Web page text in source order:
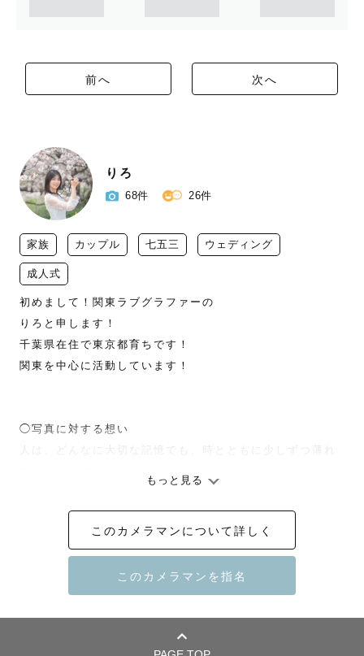
前へ 次へ
りろ
68件 26件
家族 カップル 七五三 ウェディング
成人式
初めまして！関東ラブグラファーの
りろと申します！
千葉県在住で東京都育ちです！
関東を中心に活動しています！
◯写真に対する想い
人は、どんなに大切な記憶でも、時とともに少しずつ薄れ
でも、ふと写真を見返した瞬間に一ー
あの日の笑顔や空気、胸のあたたかさが鮮やかによみがえ
ることがあります。
私は、その"よみがえる幸せ”を未来へつなぎたい。
だからこそ、「その一瞬の幸せを永遠に」をテーマに撮影
もっと見る
このカメラマンについて詳しく